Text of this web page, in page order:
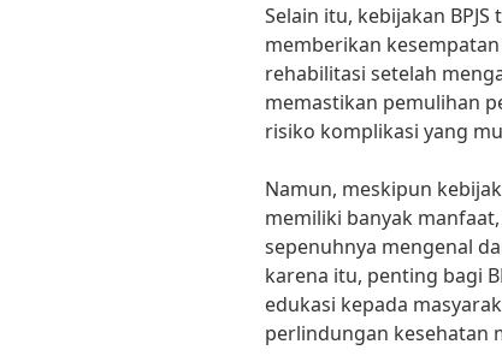
Selain itu, kebijakan
memberikan
rehabilitasi setelah
memastikan pemulihan
risiko komplikasi yang
Namun, meskipun
memiliki banyak
sepenuhnya mengenal
karena itu, penting bagi
edukasi kepada
perlindungan kesehatan